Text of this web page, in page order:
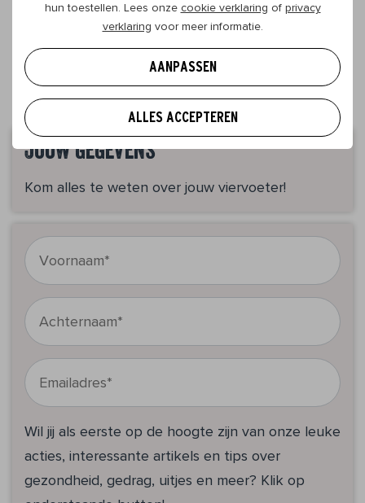
hun toestellen. Lees onze cookie verklaring of privacy
verklaring voor meer informatie.
AANPASSEN
ALLES ACCEPTEREN
Een hond ‘praat’ met zijn lichaamstaal. Op die manier
bezorgdheden. Wat wil jouw hond je vertellen?
Ontdek het hier!
Jouw gegevens
Kom alles te weten over jouw viervoeter!
Wil jij als eerste op de hoogte zijn van onze leuke
acties, interessante artikels en tips over
gezondheid, gedrag, uitjes en meer? Klik op